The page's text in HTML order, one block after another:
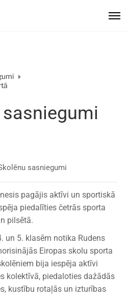
sasniegumi
pagājis aktīvi un sportiskā
piedalīties četrās sporta
pilsētā.
un 5. klasēm notika Rudens
Eiropas skolu sporta
bija iespēja aktīvi
kolektīvā, piedaloties dažādās
kustību rotaļās un izturības